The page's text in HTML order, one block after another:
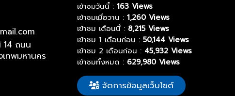
ถนน
ทพมหานคร
เข้าชมวันนี้ : 163 Views
เข้าชมเมื่อวาน : 1,260 Views
เข้าชม เดือนนี้ : 8,215 Views
เข้าชม 1 เดือนก่อน : 50,144 Views
เข้าชม 2 เดือนก่อน : 45,932 Views
เข้าชมทั้งหมด : 629,980 Views
จัดการข้อมูลเว็บไซต์